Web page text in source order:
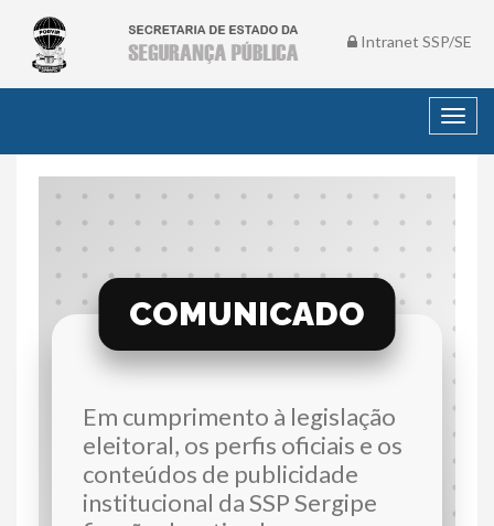
Intranet SSP/SE
COMUNICADO
Em cumprimento à legislação
eleitoral, os perfis oficiais e os
conteúdos de publicidade
institucional da SSP Sergipe